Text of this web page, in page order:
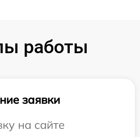
работы
заявки
на сайте